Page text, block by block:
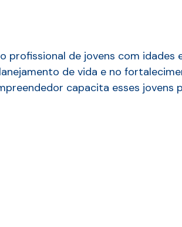
de jovens com idades
de vida e no
capacita esses jovens